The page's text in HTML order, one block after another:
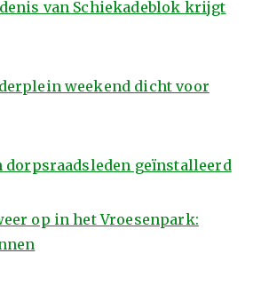
van Schiekadeblok krijgt
weekend dicht voor
geïnstalleerd
op in het Vroesenpark: